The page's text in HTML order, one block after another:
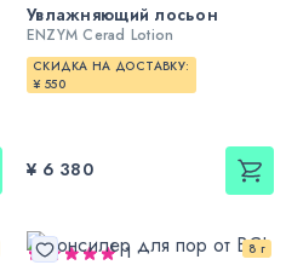
Увлажняющий лосьон
ENZYM Cerad Lotion
СКИДКА НА ДОСТАВКУ:
¥ 550
¥ 6 380
8 г
1